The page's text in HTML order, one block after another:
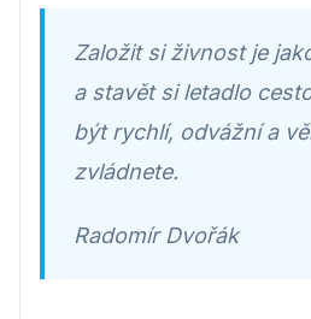
Založit si živnost je
a stavět si letadlo
být rychlí, odvážní a
zvládnete.
Radomír Dvořák